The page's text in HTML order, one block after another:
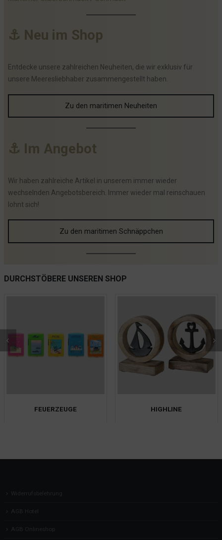
⚓ Neu im Shop
Entdecke unsere zahlreichen Neuheiten, die wir exklusiv für
unsere Meeresliebhaber zusammengestellt haben.
Zu den maritimen Neuheiten
⚓ Im Angebot
Wir haben zahlreiche Artikel in unserem immer wieder
wechselnden Angebotsbereich. Immer wieder mal reinschauen
lohnt sich!
Zu den maritimen Schnäppchen
DURCHSTÖBERE UNSEREN SHOP
HIGHLINE KINDER
Widerrufsbelehrung
AGB Hotel
AGB Onlineshop